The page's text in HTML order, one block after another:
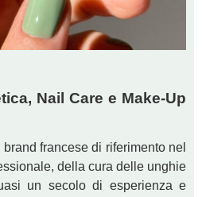
Nail Care e Make-Up
francese di riferimento nel
della cura delle unghie
un secolo di esperienza e